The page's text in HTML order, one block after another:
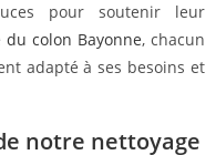
pour soutenir leur
du colon Bayonne, chacun
adapté à ses besoins et
notre nettoyage